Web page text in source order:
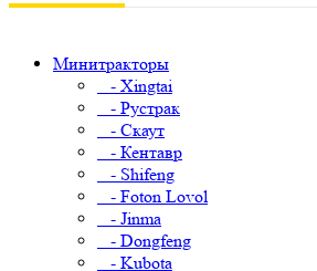
Минитракторы
- Xingtai
- Рустрак
- Скаут
- Кентавр
- Shifeng
- Foton Lovol
- Jinma
- Dongfeng
- Kubota